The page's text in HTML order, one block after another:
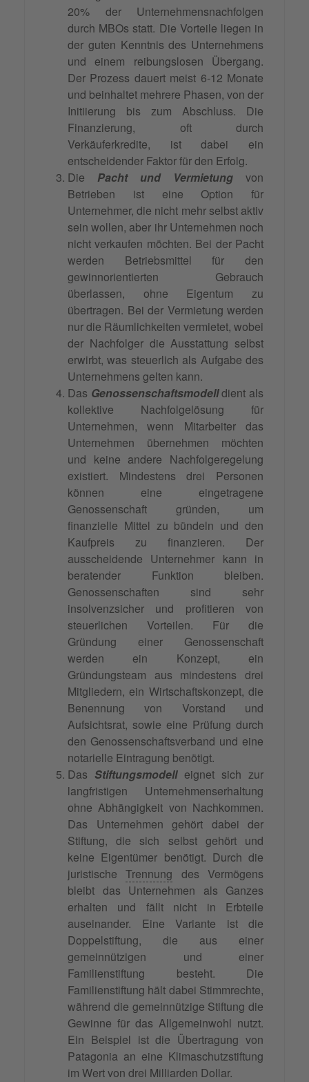
20% der Unternehmensnachfolgen
durch MBOs statt. Die Vorteile liegen in
der guten Kenntnis des Unternehmens
und einem reibungslosen Übergang.
Der Prozess dauert meist 6-12 Monate
und beinhaltet mehrere Phasen, von der
Initiierung bis zum Abschluss. Die
Finanzierung, oft durch
Verkäuferkredite, ist dabei ein
entscheidender Faktor für den Erfolg.
Die Pacht und Vermietung von
Betrieben ist eine Option für
Unternehmer, die nicht mehr selbst aktiv
sein wollen, aber ihr Unternehmen noch
nicht verkaufen möchten. Bei der Pacht
werden Betriebsmittel für den
gewinnorientierten Gebrauch
überlassen, ohne Eigentum zu
übertragen. Bei der Vermietung werden
nur die Räumlichkeiten vermietet, wobei
der Nachfolger die Ausstattung selbst
erwirbt, was steuerlich als Aufgabe des
Unternehmens gelten kann.
Das Genossenschaftsmodell dient als
kollektive Nachfolgelösung für
Unternehmen, wenn Mitarbeiter das
Unternehmen übernehmen möchten
und keine andere Nachfolgeregelung
existiert. Mindestens drei Personen
können eine eingetragene
Genossenschaft gründen, um
finanzielle Mittel zu bündeln und den
Kaufpreis zu finanzieren. Der
ausscheidende Unternehmer kann in
beratender Funktion bleiben.
Genossenschaften sind sehr
insolvenzsicher und profitieren von
steuerlichen Vorteilen. Für die
Gründung einer Genossenschaft
werden ein Konzept, ein
Gründungsteam aus mindestens drei
Mitgliedern, ein Wirtschaftskonzept, die
Benennung von Vorstand und
Aufsichtsrat, sowie eine Prüfung durch
den Genossenschaftsverband und eine
notarielle Eintragung benötigt.
Das Stiftungsmodelleignet sich zur
langfristigen Unternehmenserhaltung
ohne Abhängigkeit von Nachkommen.
Das Unternehmen gehört dabei der
Stiftung, die sich selbst gehört und
keine Eigentümer benötigt. Durch die
juristischeTrennung des Vermögens
bleibt das Unternehmen als Ganzes
erhalten und fällt nicht in Erbteile
auseinander. Eine Variante ist die
Doppelstiftung, die aus einer
gemeinnützigen und einer
Familienstiftung besteht. Die
Familienstiftung hält dabei Stimmrechte,
während die gemeinnützige Stiftung die
Gewinne für das Allgemeinwohl nutzt.
Ein Beispiel ist die Übertragung von
Patagonia an eine Klimaschutzstiftung
im Wert von drei Milliarden Dollar.